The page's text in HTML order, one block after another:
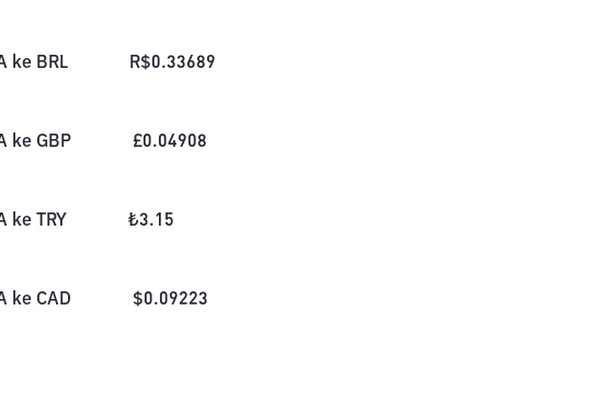
ke BRL R$0.33689
ke GBP £0.04908
ke TRY ₺3.15
ke CAD $0.09223